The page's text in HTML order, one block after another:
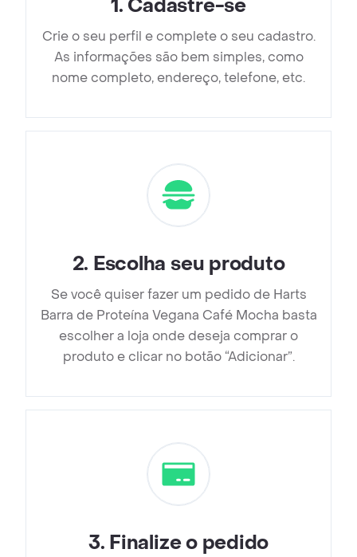
1. Cadastre-se
Crie o seu perfil e complete o seu cadastro.
As informações são bem simples, como
nome completo, endereço, telefone, etc.
2. Escolha seu produto
Se você quiser fazer um pedido de Harts
Barra de Proteína Vegana Café Mocha basta
escolher a loja onde deseja comprar o
produto e clicar no botão “Adicionar”.
3. Finalize o pedido